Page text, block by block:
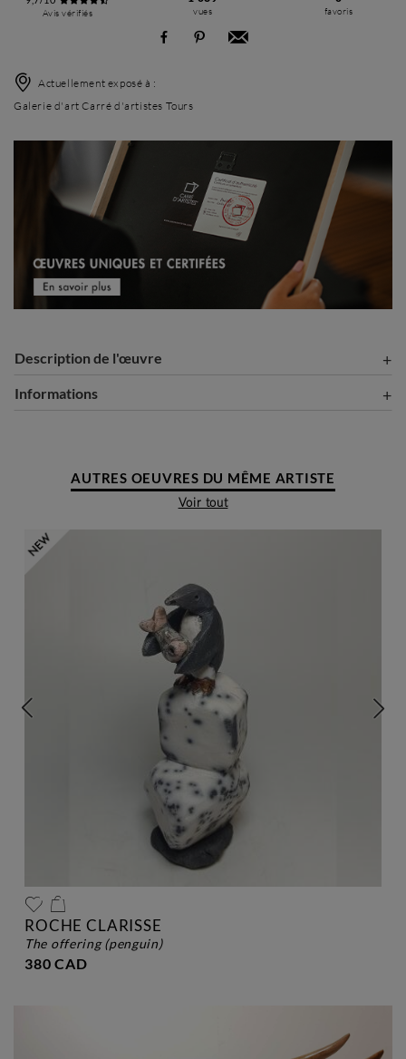
Avis vérifiés
vues favoris
Actuellement exposé à :
Galerie d'art Carré d'artistes Tours
Description de l'œuvre
Informations
AUTRES OEUVRES DU MÊME ARTISTE
Voir tout
ROCHE CLARISSE
the offering (penguin)
380 CAD